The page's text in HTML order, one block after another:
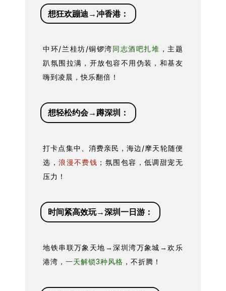
想狂欢蹦迪→冲香港：
中环/兰桂坊/铜锣湾同志酒吧扎堆 ，主题
趴氛围拉满，开放包容不用伪装，和基友
嗨到凌晨，快乐翻倍！
想轻松约会→蹲深圳：
打卡点集中、消费亲民，海边/摩天轮随便
选，浪漫不费钱 ；氛围包容，低调甜宠无
压力！
时间紧高效玩→深圳一日游：
地铁串联万象天地→深圳湾万象城→欢乐
港湾，一天解锁3种风格 ，不折腾！